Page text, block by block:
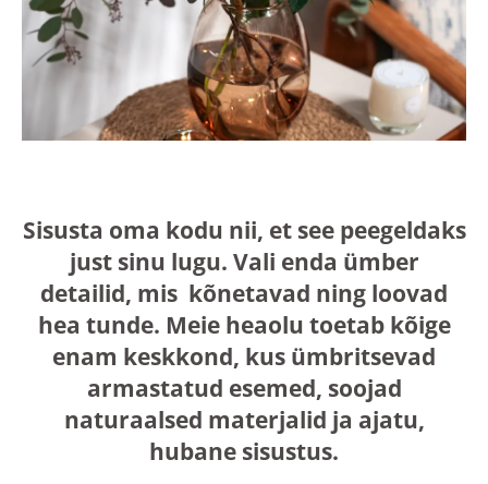
Sisusta oma kodu nii, et see peegeldaks
just sinu lugu. Vali enda ümber
detailid, mis kõnetavad ning loovad
hea tunde. Meie heaolu toetab kõige
enam keskkond, kus ümbritsevad
armastatud esemed, soojad
naturaalsed materjalid ja ajatu,
hubane sisustus.